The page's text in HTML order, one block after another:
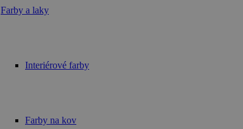
Farby a laky
Interiérové farby
Farby na kov